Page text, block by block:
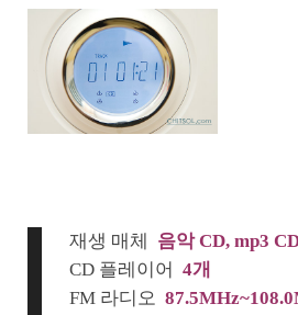
재생 매체 음악 CD, mp3
CD 플레이어4개
FM 라디오